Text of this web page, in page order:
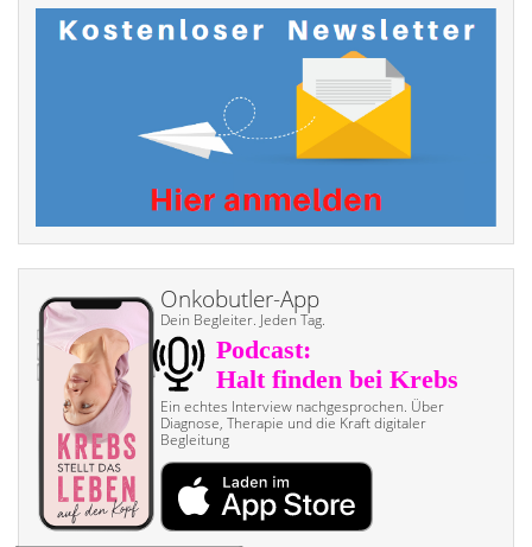
Onkobutler-App
Dein Begleiter. Jeden Tag.
Ein echtes Interview nach­gesprochen. Über
Diagnose, Therapie und die Kraft digitaler
Begleitung